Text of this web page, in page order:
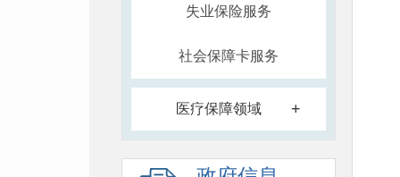
失业保险服务
社会保障卡服务
医疗保障领域 +